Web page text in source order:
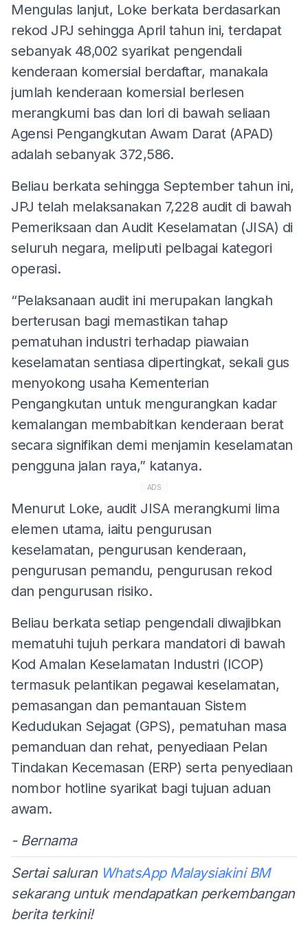
Mengulas lanjut, Loke berkata berdasarkan
rekod JPJ sehingga April tahun ini, terdapat
sebanyak 48,002 syarikat pengendali
kenderaan komersial berdaftar, manakala
jumlah kenderaan komersial berlesen
merangkumi bas dan lori di bawah seliaan
Agensi Pengangkutan Awam Darat (APAD)
adalah sebanyak 372,586.
Beliau berkata sehingga September tahun ini,
JPJ telah melaksanakan 7,228 audit di bawah
Pemeriksaan dan Audit Keselamatan (JISA) di
seluruh negara, meliputi pelbagai kategori
operasi.
“Pelaksanaan audit ini merupakan langkah
berterusan bagi memastikan tahap
pematuhan industri terhadap piawaian
keselamatan sentiasa dipertingkat, sekali gus
menyokong usaha Kementerian
Pengangkutan untuk mengurangkan kadar
kemalangan membabitkan kenderaan berat
secara signifikan demi menjamin keselamatan
pengguna jalan raya,” katanya.
ADS
Menurut Loke, audit JISA merangkumi lima
elemen utama, iaitu pengurusan
keselamatan, pengurusan kenderaan,
pengurusan pemandu, pengurusan rekod
dan pengurusan risiko.
Beliau berkata setiap pengendali diwajibkan
mematuhi tujuh perkara mandatori di bawah
Kod Amalan Keselamatan Industri (ICOP)
termasuk pelantikan pegawai keselamatan,
pemasangan dan pemantauan Sistem
Kedudukan Sejagat (GPS), pematuhan masa
pemanduan dan rehat, penyediaan Pelan
Tindakan Kecemasan (ERP) serta penyediaan
nombor hotline syarikat bagi tujuan aduan
awam.
- Bernama
Sertai saluran WhatsApp Malaysiakini BM
sekarang untuk mendapatkan perkembangan
berita terkini!